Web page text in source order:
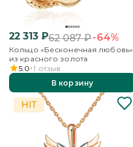
22 313₽62 087₽-64%
Кольцо «Бесконечная любовь»
из красного золота
5.0 1 отзыв
В корзину